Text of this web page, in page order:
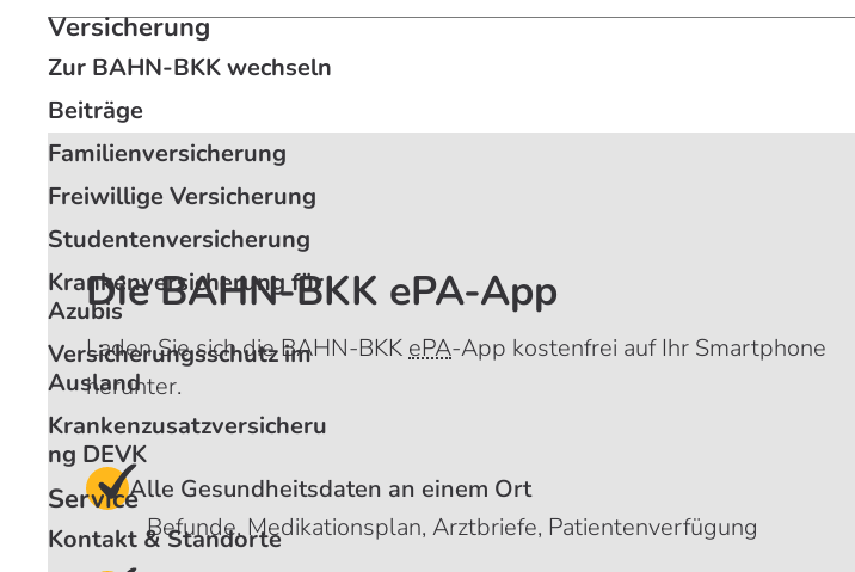
Versicherung
Zur BAHN-BKK wechseln
Beiträge
Familienversicherung
Freiwillige Versicherung
Studentenversicherung
Krankenversicherung für
Azubis
Versicherungsschutz im
Ausland
Krankenzusatzversicheru
ng DEVK
Service
Kontakt & Standorte
Die BAHN-BKK ePA-App
Laden Sie sich die BAHN-BKK ePA-App kostenfrei auf Ihr Smartphone
herunter.
Alle Gesundheitsdaten an einem Ort
Befunde, Medikationsplan, Arztbriefe, Patientenverfügung